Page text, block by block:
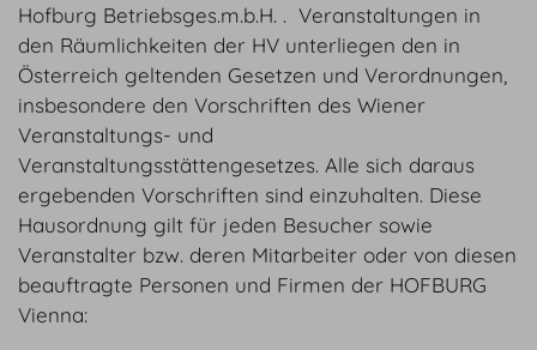
Hofburg Betriebsges.m.b.H. . Veranstaltungen in
den Räumlichkeiten der HV unterliegen den in
Österreich geltenden Gesetzen und Verordnungen,
insbesondere den Vorschriften des Wiener
Veranstaltungs- und
Veranstaltungsstättengesetzes. Alle sich daraus
ergebenden Vorschriften sind einzuhalten. Diese
Hausordnung gilt für jeden Besucher sowie
Veranstalter bzw. deren Mitarbeiter oder von diesen
beauftragte Personen und Firmen der HOFBURG
Vienna: